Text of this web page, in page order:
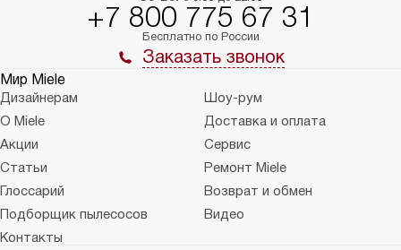
+7 800 775 67 31
Бесплатно по России
Заказать звонок
Мир Miele
Дизайнерам
Шоу-рум
О Miele
Доставка и оплата
Акции
Сервис
Статьи
Ремонт Miele
Глоссарий
Возврат и обмен
Подборщик пылесосов
Видео
Контакты